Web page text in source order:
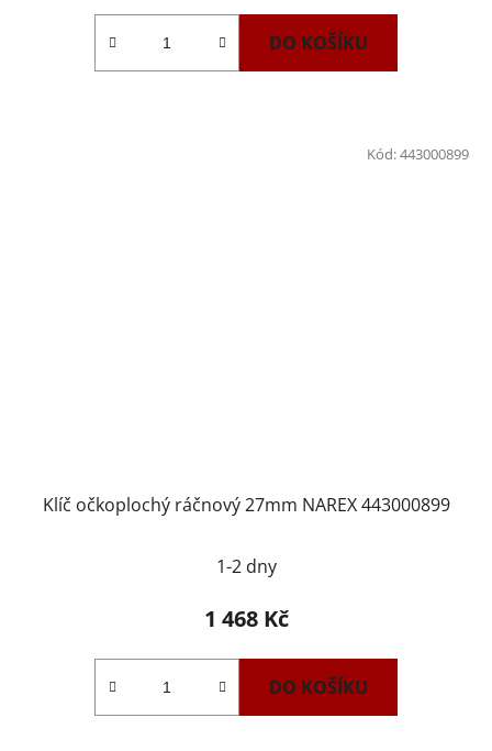
DO KOŠÍKU
Klíč očkoplochý ráčnový 27mm NAREX 443000899
1-2 dny
1 468 Kč
DO KOŠÍKU
Kód:443000899